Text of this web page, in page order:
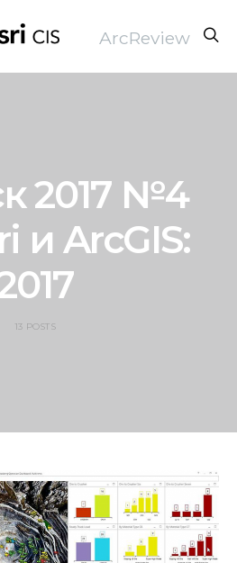
ArcReview
2017 №4
и ArcGIS:
13 POSTS